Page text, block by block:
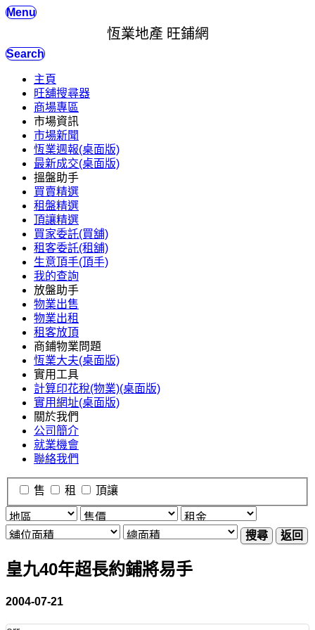
Menu
恆業地產 旺鋪網
Search
主頁
旺舖搜尋器
商場專區
市場資訊
市場新聞
恆業週報(桌面版)
最新成交(桌面版)
搵盤助手
買賣精選
租盤精選
頂讓精選
買家委託(買舖)
租客委託(租舖)
生意頂手(頂手)
我的查詢
放盤助手
物業出售
物業出租
租客放頂
商鋪物業問題
恆業大夫(桌面版)
實用工具
計算印花稅(物業)(桌面版)
實用網址(桌面版)
關於我們
公司簡介
就業機會
聯絡我們
售 租 頂讓
搜尋 返回
皇九40年超長約鋪將易手
2004-07-21